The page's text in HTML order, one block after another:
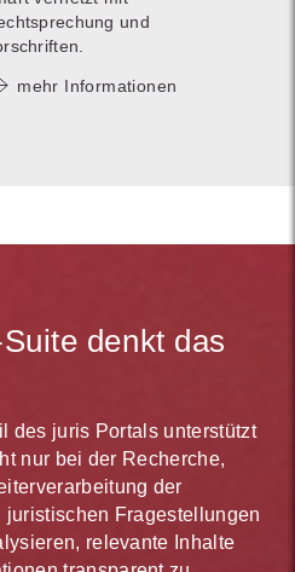
und
mehr Informationen
denkt das
des juris Portals unterstützt
nur bei der Recherche,
der
Fragestellungen
relevante Inhalte